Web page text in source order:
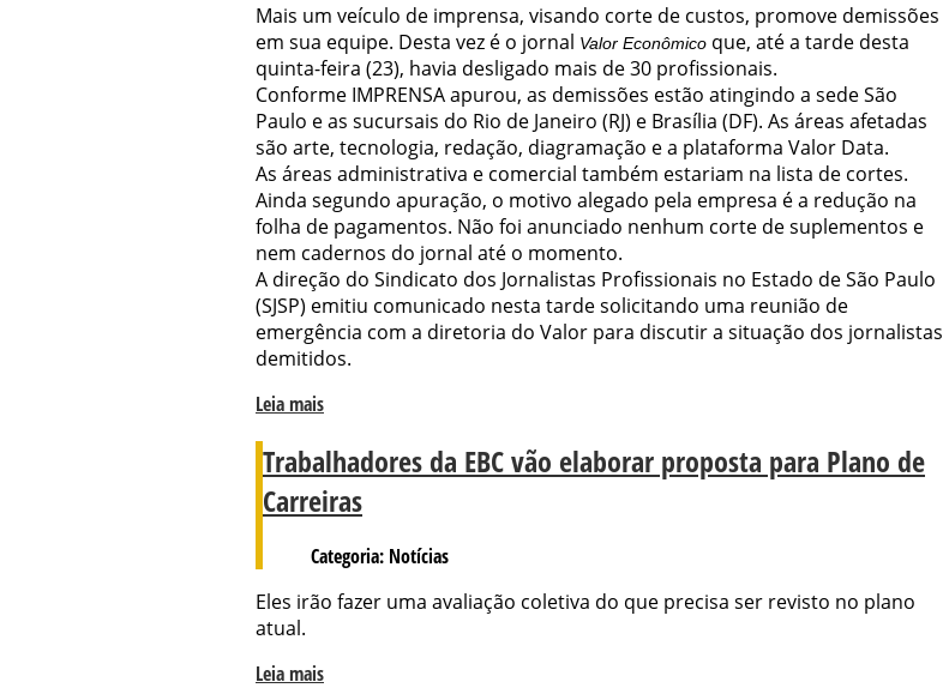
Mais um veículo de imprensa, visando corte de custos, promove demissões
em sua equipe. Desta vez é o jornal Valor Econômico que, até a tarde desta
quinta-feira (23), havia desligado mais de 30 profissionais.
Conforme IMPRENSA apurou, as demissões estão atingindo a sede São
Paulo e as sucursais do Rio de Janeiro (RJ) e Brasília (DF). As áreas afetadas
são arte, tecnologia, redação, diagramação e a plataforma Valor Data.
As áreas administrativa e comercial também estariam na lista de cortes.
Ainda segundo apuração, o motivo alegado pela empresa é a redução na
folha de pagamentos. Não foi anunciado nenhum corte de suplementos e
nem cadernos do jornal até o momento.
A direção do Sindicato dos Jornalistas Profissionais no Estado de São Paulo
(SJSP) emitiu comunicado nesta tarde solicitando uma reunião de
emergência com a diretoria do Valor para discutir a situação dos jornalistas
demitidos.
Leia mais
Trabalhadores da EBC vão elaborar proposta para Plano de
Carreiras
Categoria: Notícias
Eles irão fazer uma avaliação coletiva do que precisa ser revisto no plano
atual.
Leia mais